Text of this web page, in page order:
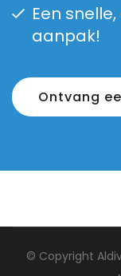
Een
aanpak!
Ontvang
© Copyright